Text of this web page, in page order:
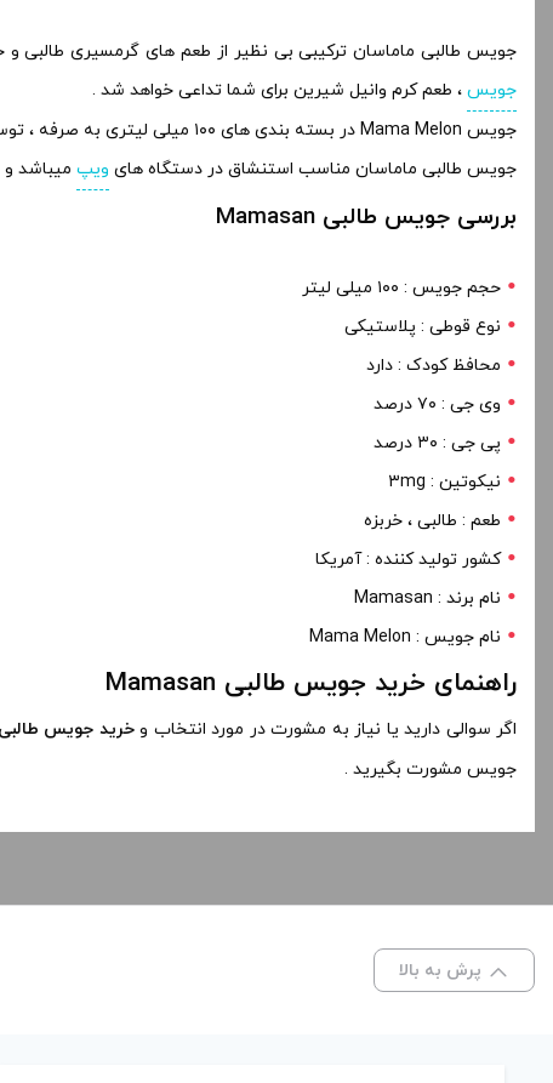
جویس طالبی ماماسان ترکیبی بی نظیر از طعم های گرمسیری طالبی و
جویس ، طعم کرم وانیل شیرین برای شما تداعی خواهد شد .
جویس Mama Melon در بسته بندی های ۱۰۰ میلی لیتری به صرفه ، توسط کمپانی آمریکایی Mamasan تولید شده است .
جویس طالبی ماماسان مناسب استنشاق در دستگاه های ویپ میباشد
بررسی جویس طالبی Mamasan
حجم جویس : ۱۰۰ میلی لیتر
نوع قوطی : پلاستیکی
محافظ کودک : دارد
وی جی : ۷۰ درصد
پی جی : ۳۰ درصد
نیکوتین : ۳mg
طعم : طالبی ، خربزه
کشور تولید کننده : آمریکا
نام برند : Mamasan
نام جویس : Mama Melon
راهنمای خرید جویس طالبی Mamasan
اگر سوالی دارید یا نیاز به مشورت در مورد انتخاب وخرید جویس طالبی
جویس مشورت بگیرید .
پرش به بالا